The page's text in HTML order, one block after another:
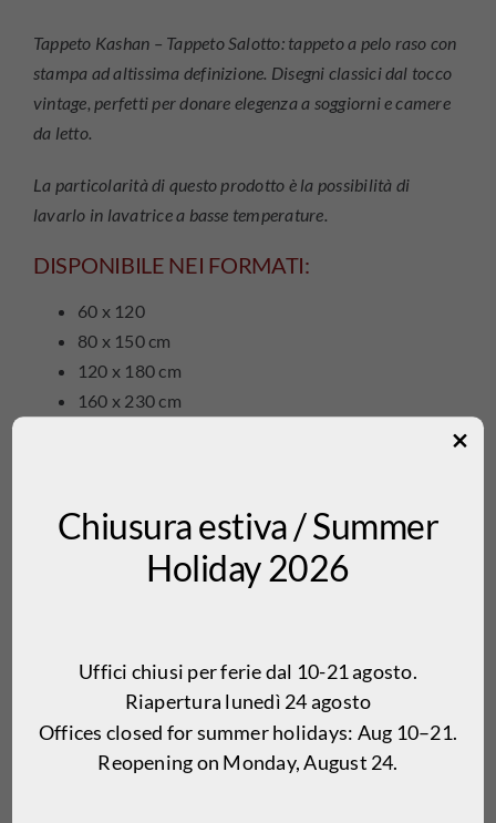
Tappeto Kashan – Tappeto Salotto: tappeto a pelo raso con
stampa ad altissima definizione. Disegni classici dal tocco
vintage, perfetti per donare elegenza a soggiorni e camere
da letto.
La particolarità di questo prodotto è la possibilità di
lavarlo in lavatrice a basse temperature.
DISPONIBILE NEI FORMATI:
60 x 120
80 x 150 cm
120 x 180 cm
160 x 230 cm
3 mm
Manutenzione:uso regolare dell’aspirapolvere,
lavabile in lavatrice a 30°.
Chiusura estiva / Summer
Holiday 2026
Uffici chiusi per ferie dal 10-21 agosto.
Riapertura lunedì 24 agosto
Offices closed for summer holidays: Aug 10–21.
Reopening on Monday, August 24.